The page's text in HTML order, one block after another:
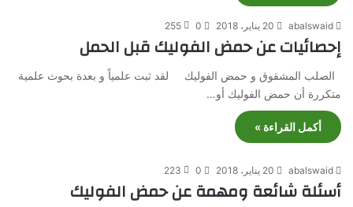
abalswaid 20 يناير، 2018 0
255
إحصائيات عن حمض الفوليك قبل الحمل
الصلب المشقوق و حمض الفوليك لقد ثبت علمياً و بعدة بحوث علمية
متكررة أن حمض الفوليك أو…
أكمل القراءة »
abalswaid 20 يناير، 2018 0
223
أسئلة شائعة ومهمة عن حمض الفوليك